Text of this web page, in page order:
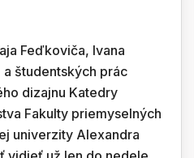
Feďkoviča, Ivana
študentských prác
dizajnu Katedry
Fakulty priemyselných
univerzity Alexandra